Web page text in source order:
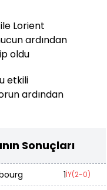
Lorient
ardından
oldu
etkili
ardından
Sonuçları
1İY(2-0)